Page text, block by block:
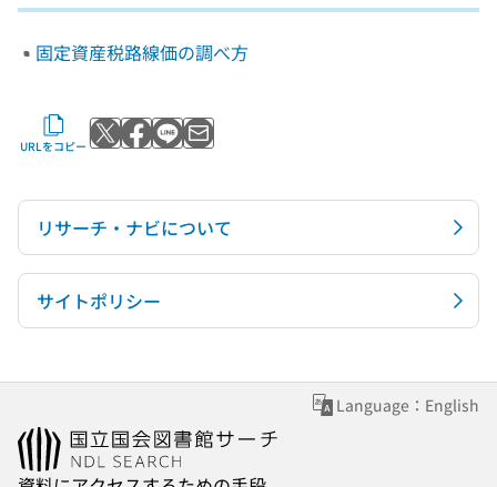
固定資産税路線価の調べ方
URLをコピー Xでポストする
Facebookでシェアする
LINEで送る
メールで送る
リサーチ・ナビについて
サイトポリシー
Language：English